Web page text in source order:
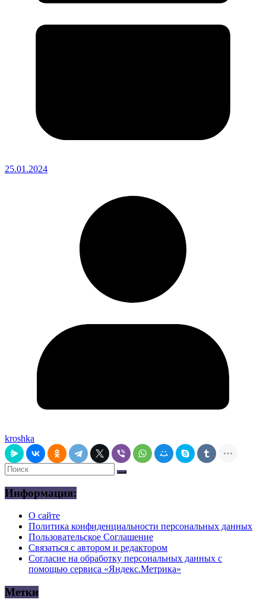
25.01.2024
kroshka
Информация:
О сайте
Политика конфиденциальности персональных данных
Пользовательское Соглашение
Связаться с автором и редактором
Согласие на обработку персональных данных с
помощью сервиса «Яндекс.Метрика»
Метки